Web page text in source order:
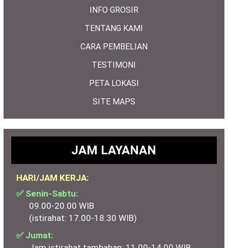
INFO GROSIR
TENTANG KAMI
CARA PEMBELIAN
TESTIMONI
PETA LOKASI
SITE MAPS
JAM LAYANAN
HARI/JAM KERJA:
✅ Senin-Sabtu:
09.00-20.00 WIB
(istirahat: 17.00-18.30 WIB)
✅ Jumat: